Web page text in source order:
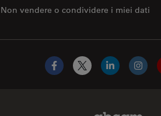
Non vendere o condividere i miei dati
Facebook
X LinkedIn